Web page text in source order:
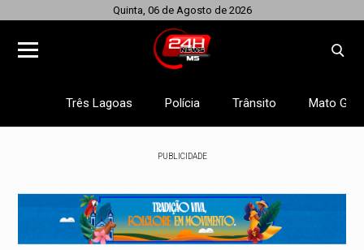
Quinta, 06 de Agosto de 2026
Três Lagoas Polícia Trânsito Mato
PUBLICIDADE